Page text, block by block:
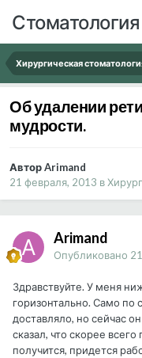
Хирургическая
Об удалении
мудрости.
Автор Arimand
21 февраля, 2013 в
Arimand
Опубликовано
Здравствуйте. У меня
горизонтально. Само по
доставляло, но сейчас
сказал, что скорее
получится, придется